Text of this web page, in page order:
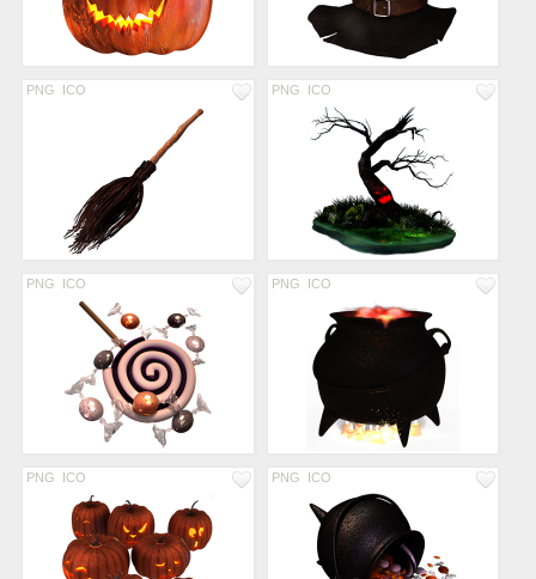
PNG ICO PNG ICO
PNG ICO PNG ICO
PNG ICO PNG ICO